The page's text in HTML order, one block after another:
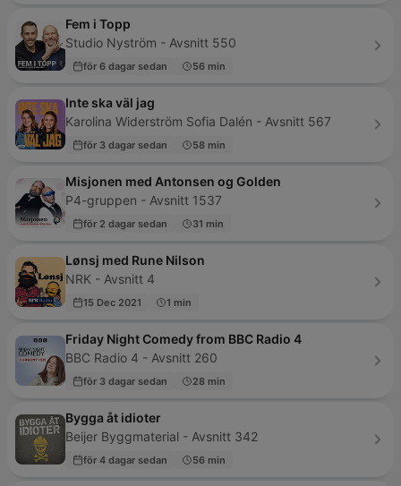
Fem i Topp
Studio Nyström - Avsnitt 550
för 6 dagar sedan 56 min
Inte ska väl jag
Karolina Widerström Sofia Dalén - Avsnitt 567
för 3 dagar sedan 58 min
Misjonen med Antonsen og Golden
P4-gruppen - Avsnitt 1537
för 2 dagar sedan 31 min
Lønsj med Rune Nilson
NRK - Avsnitt 4
15 Dec 2021 1 min
Friday Night Comedy from BBC Radio 4
BBC Radio 4 - Avsnitt 260
för 3 dagar sedan 28 min
Bygga åt idioter
Beijer Byggmaterial - Avsnitt 342
för 4 dagar sedan 56 min